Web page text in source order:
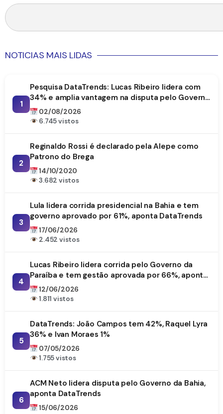
NOTICIAS MAIS LIDAS
1
Pesquisa DataTrends: Lucas Ribeiro lidera com
34% e amplia vantagem na disputa pelo Governo
da Paraíba
02/08/2026
6.745 vistos
2
Reginaldo Rossi é declarado pela Alepe como
Patrono do Brega
14/10/2020
3.682 vistos
3
Lula lidera corrida presidencial na Bahia e tem
governo aprovado por 61%, aponta DataTrends
17/06/2026
2.452 vistos
4
Lucas Ribeiro lidera corrida pelo Governo da
Paraíba e tem gestão aprovada por 66%, aponta
DataTrends
12/06/2026
1.811 vistos
5
DataTrends: João Campos tem 42%, Raquel Lyra
36% e Ivan Moraes 1%
07/05/2026
1.755 vistos
6
ACM Neto lidera disputa pelo Governo da Bahia,
aponta DataTrends
15/06/2026